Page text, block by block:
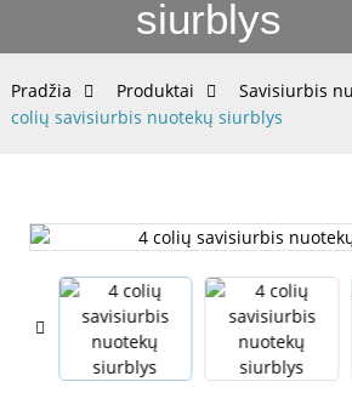
siurblys
Pradžia Produktai Savisiurbis
colių savisiurbis nuotekų siurblys